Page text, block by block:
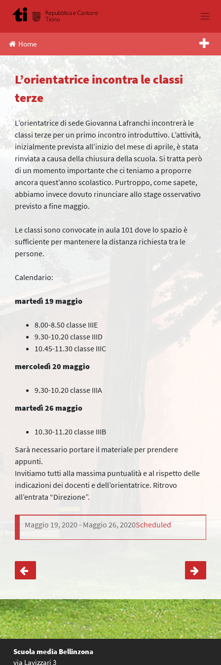
Home
L’orientatrice incontra le classi
terze
L’orientatrice di sede Giovanna Lafranchi incontrerà le
classi terze per un primo incontro introduttivo. L’attività,
inizialmente prevista all’inizio del mese di aprile, è stata
rinviata a causa della chiusura della scuola. Si tratta però
di un momento importante che ci teniamo a proporre
ancora quest’anno scolastico. Purtroppo, come sapete,
abbiamo invece dovuto rinunciare allo stage osservativo
previsto a fine maggio.
Le classi sono convocate in aula 101 dove lo spazio è
sufficiente per mantenere la distanza richiesta tra le
persone.
Calendario:
martedì 19 maggio
8.00-8.50 classe IIIE
9.30-10.20 classe IIID
10.45-11.30 classe IIIC
mercoledì 20 maggio
9.30-10.20 classe IIIA
martedì 26 maggio
10.30-11.20 classe IIIB
Sarà necessario portare il materiale per prendere
appunti.
Invitiamo tutti alla massima puntualità e al rispetto delle
indicazioni dei docenti e dell’orientatrice. Ritrovo
all’entrata “Direzione”.
Maggio 19, 2020 Maggio 26, 2020Scheduled
Navigazione
articoli
Scuola media Bellinzona
via Lavizzari 3